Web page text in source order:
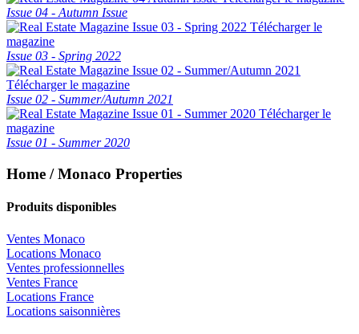
Issue 04 - Autumn Issue
Télécharger le
magazine
Issue 03 - Spring 2022
Télécharger le magazine
Issue 02 - Summer/Autumn 2021
Télécharger le
magazine
Issue 01 - Summer 2020
Home / Monaco Properties
Produits disponibles
Ventes Monaco
Locations Monaco
Ventes professionnelles
Ventes France
Locations France
Locations saisonnières